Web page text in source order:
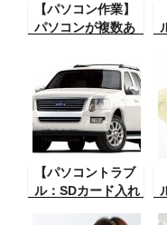
しいと思って見る
とそれは文字化け
困ってしまう。そ
の対処
【パソコン作業】
パソコンが複数あ
のハードディスク
などのドライブ名
を他のパソコンと
同じにしたい時に
設定する手順。
【パソコントラブ
ル：SDカード入れ